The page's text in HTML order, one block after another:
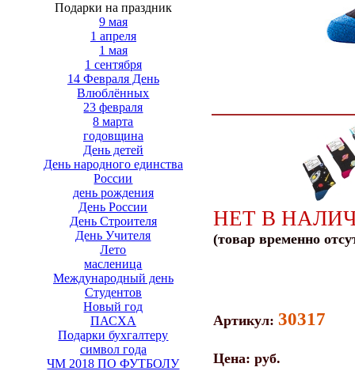
Подарки на праздник
9 мая
1 апреля
1 мая
1 сентября
14 Февраля День
Влюблённых
23 февраля
8 марта
годовщина
День детей
День народного единства
России
день рождения
День России
День Строителя
День Учителя
Лето
масленица
Международный день
Студентов
Новый год
ПАСХА
Подарки бухгалтеру
символ года
ЧМ 2018 ПО ФУТБОЛУ
НЕТ В
(товар временно
Артикул: 30317
Цена: руб.